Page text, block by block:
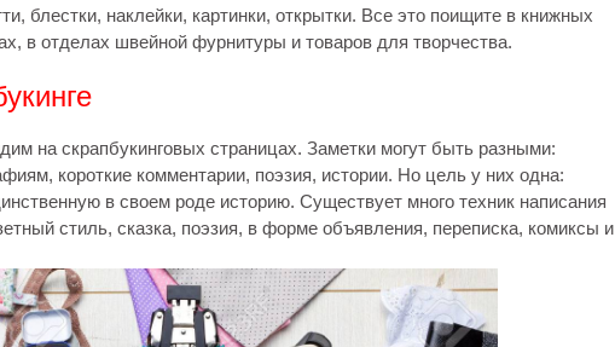
блестки, наклейки, картинки, открытки. Все это поищите в книжных
в отделах швейной фурнитуры и товаров для творчества.
на скрапбукинговых страницах. Заметки могут быть разными:
короткие комментарии, поэзия, истории. Но цель у них одна:
в своем роде историю. Существует много техник написания
стиль, сказка, поэзия, в форме объявления, переписка, комиксы и